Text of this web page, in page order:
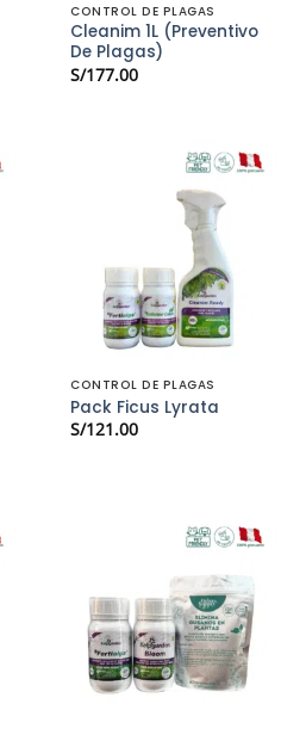
CONTROL DE PLAGAS
Cleanim 1L (Preventivo
De Plagas)
S/177.00
CONTROL DE PLAGAS
Pack Ficus Lyrata
S/121.00